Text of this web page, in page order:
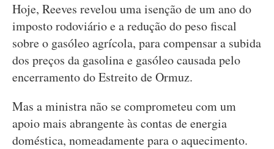
Hoje, Reeves revelou uma isenção de um ano do
imposto rodoviário e a redução do peso fiscal
sobre o gasóleo agrícola, para compensar a subida
dos preços da gasolina e gasóleo causada pelo
encerramento do Estreito de Ormuz.
Mas a ministra não se comprometeu com um
apoio mais abrangente às contas de energia
doméstica, nomeadamente para o aquecimento.